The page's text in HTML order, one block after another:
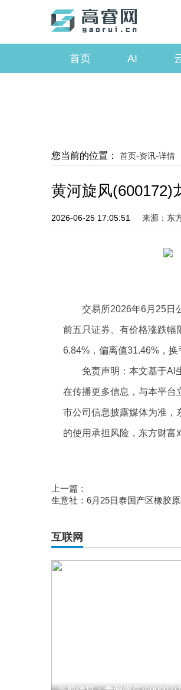
首页 AI
您当前的位置： 首页-资讯-详情
黄河旋风(600172)
2026-06-25 17:05:51 来源：东
交易所2026年6月25日
前五只证券、有价格涨跌幅
6.84%，偏离值31.46%，换
免责声明：本文基于AI
在传播更多信息，与本平台
市公司信息披露媒体为准，
的使用承担风险，东方财富
上一篇：
生意社：6月25日泰国产区橡胶
互联网